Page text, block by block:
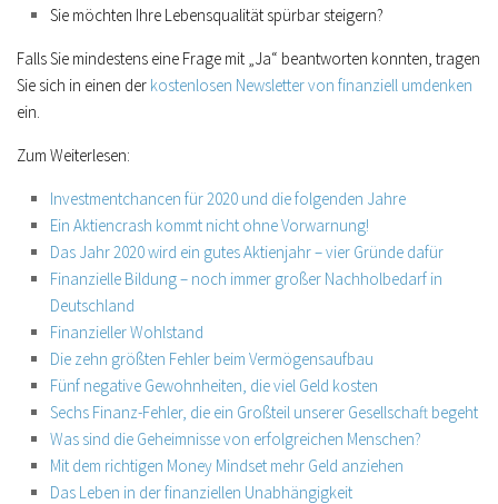
Sie möchten Ihre Lebensqualität spürbar steigern?
Falls Sie mindestens eine Frage mit „Ja“ beantworten konnten, tragen
Sie sich in einen der kostenlosen Newsletter von finanziell umdenken
ein.
Zum Weiterlesen:
Investmentchancen für 2020 und die folgenden Jahre
Ein Aktiencrash kommt nicht ohne Vorwarnung!
Das Jahr 2020 wird ein gutes Aktienjahr – vier Gründe dafür
Finanzielle Bildung – noch immer großer Nachholbedarf in
Deutschland
Finanzieller Wohlstand
Die zehn größten Fehler beim Vermögensaufbau
Fünf negative Gewohnheiten, die viel Geld kosten
Sechs Finanz-Fehler, die ein Großteil unserer Gesellschaft begeht
Was sind die Geheimnisse von erfolgreichen Menschen?
Mit dem richtigen Money Mindset mehr Geld anziehen
Das Leben in der finanziellen Unabhängigkeit